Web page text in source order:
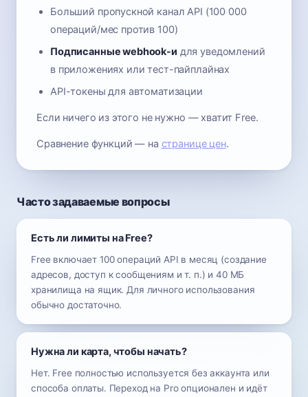
Больший пропускной канал API (100 000
операций/мес против 100)
Подписанные webhook-и для уведомлений
в приложениях или тест-пайплайнах
API-токены для автоматизации
Если ничего из этого не нужно — хватит Free.
Сравнение функций — на странице цен.
Часто задаваемые вопросы
Есть ли лимиты на Free?
Free включает 100 операций API в месяц (создание
адресов, доступ к сообщениям и т. п.) и 40 МБ
хранилища на ящик. Для личного использования
обычно достаточно.
Нужна ли карта, чтобы начать?
Нет. Free полностью используется без аккаунта или
способа оплаты. Переход на Pro опционален и идёт